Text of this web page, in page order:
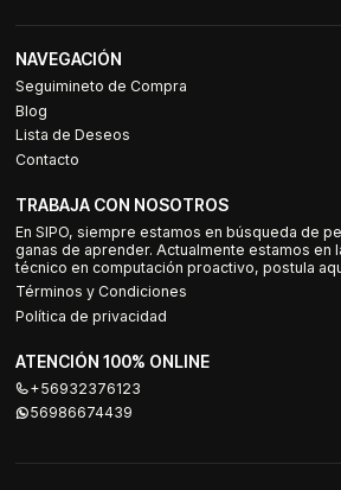
NAVEGACIÓN
Seguimineto de Compra
Blog
Lista de Deseos
Contacto
TRABAJA CON NOSOTROS
En SIPO, siempre estamos en búsqueda de
ganas de aprender. Actualmente estamos en
técnico en computación proactivo, postula
Términos y Condiciones
Política de privacidad
ATENCIÓN 100% ONLINE
+56932376123
56986674439